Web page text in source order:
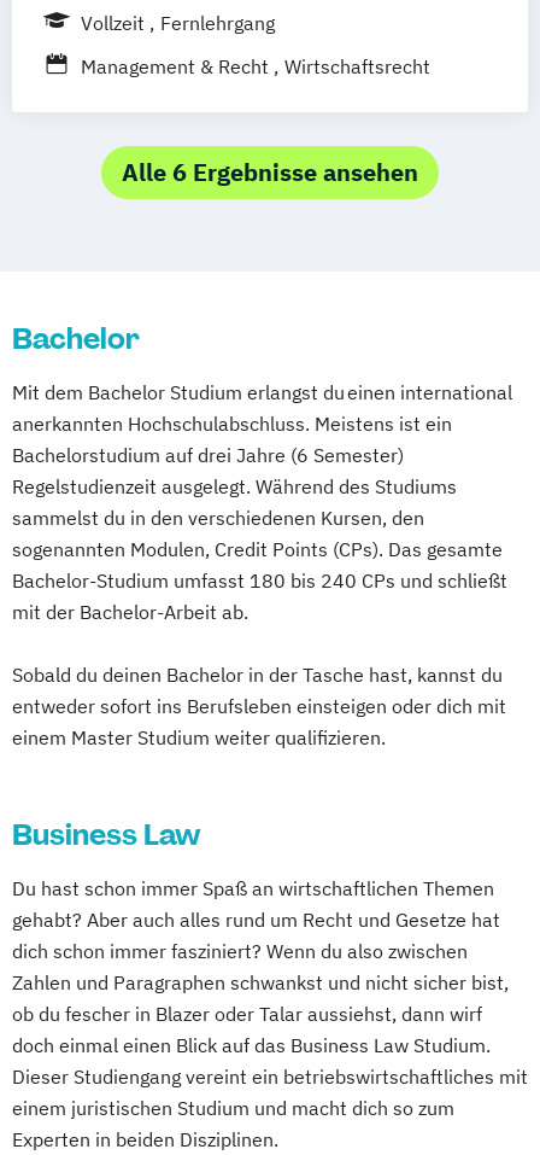
Vollzeit
Fernlehrgang
Management & Recht
Wirtschaftsrecht
Alle 6 Ergebnisse ansehen
Bachelor
Mit dem Bachelor Studium erlangst du einen international
anerkannten Hochschulabschluss. Meistens ist ein
Bachelorstudium auf drei Jahre (6 Semester)
Regelstudienzeit ausgelegt. Während des Studiums
sammelst du in den verschiedenen Kursen, den
sogenannten Modulen, Credit Points (CPs). Das gesamte
Bachelor-Studium umfasst 180 bis 240 CPs und schließt
mit der Bachelor-Arbeit ab.
Sobald du deinen Bachelor in der Tasche hast, kannst du
entweder sofort ins Berufsleben einsteigen oder dich mit
einem Master Studium weiter qualifizieren.
Business Law
Du hast schon immer Spaß an wirtschaftlichen Themen
gehabt? Aber auch alles rund um Recht und Gesetze hat
dich schon immer fasziniert? Wenn du also zwischen
Zahlen und Paragraphen schwankst und nicht sicher bist,
ob du fescher in Blazer oder Talar aussiehst, dann wirf
doch einmal einen Blick auf das Business Law Studium.
Dieser Studiengang vereint ein betriebswirtschaftliches mit
einem juristischen Studium und macht dich so zum
Experten in beiden Disziplinen.